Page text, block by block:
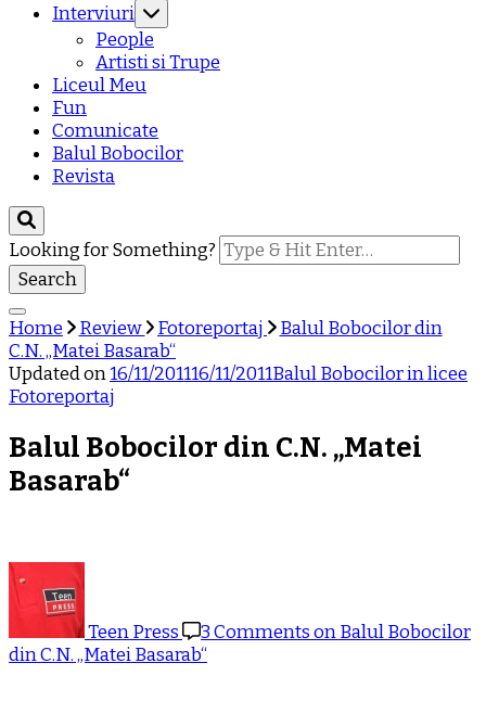
Interviuri
People
Artisti si Trupe
Liceul Meu
Fun
Comunicate
Balul Bobocilor
Revista
Looking for Something?
Home Review Fotoreportaj
Balul Bobocilor din
C.N. „Matei Basarab“
Updated on16/11/201116/11/2011Balul Bobocilor in licee
Fotoreportaj
Balul Bobocilor din C.N. „Matei
Basarab“
Teen Press 3 Commentson Balul Bobocilor
din C.N. „Matei Basarab“